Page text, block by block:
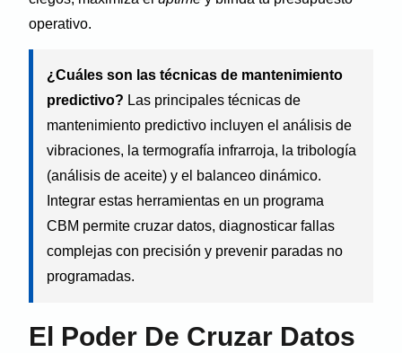
operativo.
¿Cuáles son las técnicas de mantenimiento
predictivo? Las principales técnicas de
mantenimiento predictivo incluyen el análisis de
vibraciones, la termografía infrarroja, la tribología
(análisis de aceite) y el balanceo dinámico.
Integrar estas herramientas en un programa
CBM permite cruzar datos, diagnosticar fallas
complejas con precisión y prevenir paradas no
programadas.
El Poder De Cruzar Datos